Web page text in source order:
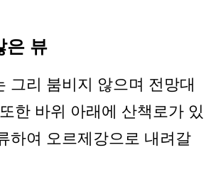
은 뷰
그리 붐비지 않으며 전망대
한 바위 아래에 산책로가 있
하여 오르제강으로 내려갈